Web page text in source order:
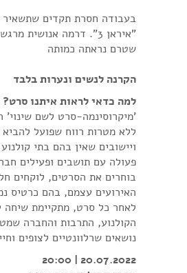
בעבודה חסרת תקדים שתשאיר
"איראן 3". דרמה אנושית
שטרם נראתה כמותה
הקרנה לנשים ונערות בלבד
למה כדאי לראות איתנו סרט?
'מיקרוסינמה-סרט לשם שינוי'
ללא מטרות רווח שפועל להביא
ויישובים שאין בהם בתי
פעולה עם תושבים ופעילים
בוחרים את הסרטים, לוקחים
לאחר כל סרט, מתקיימת שיחה
הקולנוע, התרבות והחברה
נושאים שרלוונטיים לצופים
20.07.2022 | 20:00